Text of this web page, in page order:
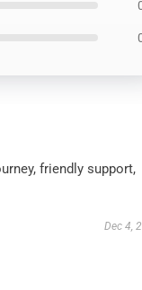
friendly support,
Dec 4,